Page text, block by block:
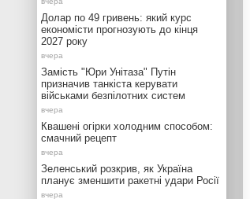
Долар по 49 гривень: який курс
економісти прогнозують до кінця
2027 року
Замість "Юри Унітаза" Путін
призначив танкіста керувати
військами безпілотних систем
Квашені огірки холодним способом:
смачний рецепт
Зеленський розкрив, як Україна
планує зменшити ракетні удари Росії